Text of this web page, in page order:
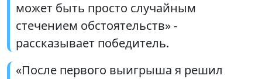
может быть просто случайным
стечением обстоятельств» -
рассказывает победитель.
«После первого выигрыша я решил